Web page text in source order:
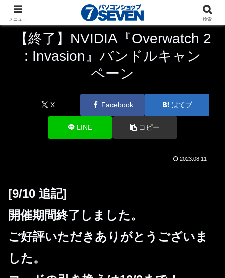
パソコンショップSEVEN ニュース キャンペーン
【終了】NVIDIA『Overwatch 2
: Invasion』バンドルキャン
ペーン
X Facebook はてブ
LINE コピー
2023.08.11
[9/10 追記]
開催期間終了しました。
ご好評いただきありがとうございま
した。
メニュー 検索